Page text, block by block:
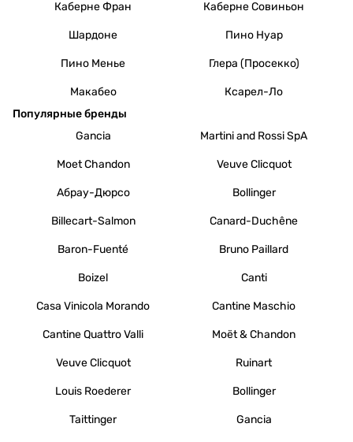
Каберне Фран Каберне Совиньон
Шардоне Пино Нуар
Пино Менье Глера (Просекко)
Макабео
Ксарел-Ло
Популярные бренды
Gancia
Martini and Rossi SpA
Moet Chandon Veuve Clicquot
Абрау-Дюрсо Bollinger
Billecart-Salmon Canard-Duchêne
Baron-Fuenté Bruno Paillard
Boizel Canti
Casa Vinicola Morando Cantine Maschio
Cantine Quattro Valli Moët & Chandon
Veuve Clicquot Ruinart
Louis Roederer Bollinger
Taittinger Gancia